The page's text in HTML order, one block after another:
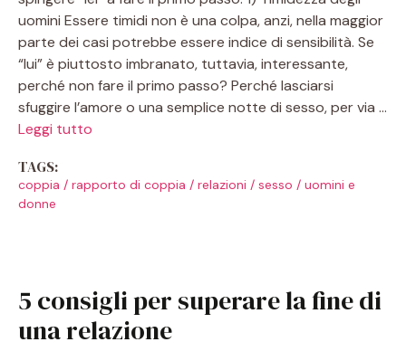
uomini Essere timidi non è una colpa, anzi, nella maggior
parte dei casi potrebbe essere indice di sensibilità. Se
“lui” è piuttosto imbranato, tuttavia, interessante,
perché non fare il primo passo? Perché lasciarsi
sfuggire l’amore o una semplice notte di sesso, per via …
Leggi tutto
TAGS:
coppia / rapporto di coppia / relazioni / sesso / uomini e
donne
5 consigli per superare la fine di
una relazione